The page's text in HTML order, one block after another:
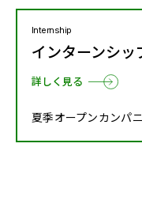
Internship
インターンシッ
詳しく見る
夏季オープンカンパ